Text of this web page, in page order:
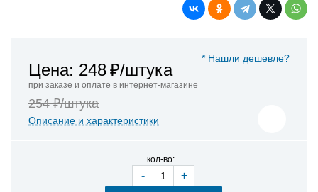
* Нашли дешевле?
Цена: 248₽/штука
при заказе и оплате в интернет-магазине
254 ₽/штука
Описание и характеристики
кол-во:
- +